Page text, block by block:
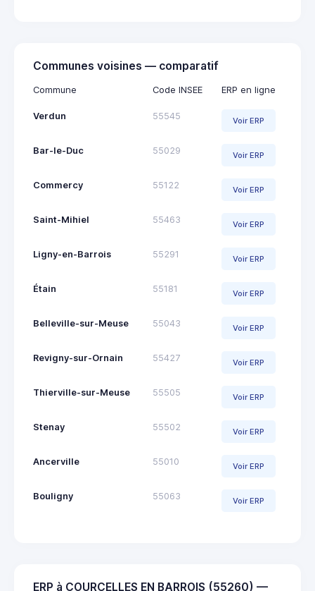
Communes voisines — comparatif
Commune Code INSEE ERP en ligne
Verdun 55545 Voir ERP
Bar-le-Duc 55029 Voir ERP
Commercy 55122 Voir ERP
Saint-Mihiel 55463 Voir ERP
Ligny-en-Barrois 55291 Voir ERP
Étain 55181 Voir ERP
Belleville-sur-Meuse 55043 Voir ERP
Revigny-sur-Ornain 55427 Voir ERP
Thierville-sur-Meuse 55505 Voir ERP
Stenay 55502 Voir ERP
Ancerville 55010 Voir ERP
Bouligny 55063 Voir ERP
ERP à COURCELLES EN BARROIS (55260) —